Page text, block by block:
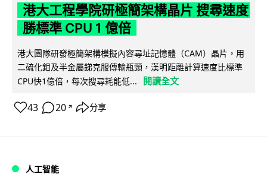
港大工程學院研極簡架構晶片 搜尋速度
勝標準 CPU 1 億倍
港大團隊研發極簡架構模擬內容尋址記憶體（CAM）晶片，用
二硫化鉬及半金屬銻克服傳輸瓶頸，漢明距離計算速度比標準
CPU快1億倍，每次搜尋耗能低...
閱讀全文
43 20 ↗ 分享
人工智能